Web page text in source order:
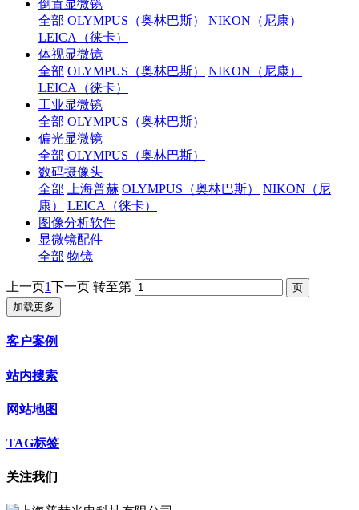
倒置显微镜
全部 OLYMPUS（奥林巴斯）
NIKON（尼康）
LEICA（徕卡）
体视显微镜
全部 OLYMPUS（奥林巴斯）
NIKON（尼康）
LEICA（徕卡）
工业显微镜
全部 OLYMPUS（奥林巴斯）
偏光显微镜
全部 OLYMPUS（奥林巴斯）
数码摄像头
全部
上海普赫 OLYMPUS（奥林巴斯）
NIKON（尼
康）
LEICA（徕卡）
图像分析软件
显微镜配件
全部 物镜
上一页1下一页 转至第
加载更多
客户案例
站内搜索
网站地图
TAG标签
关注我们